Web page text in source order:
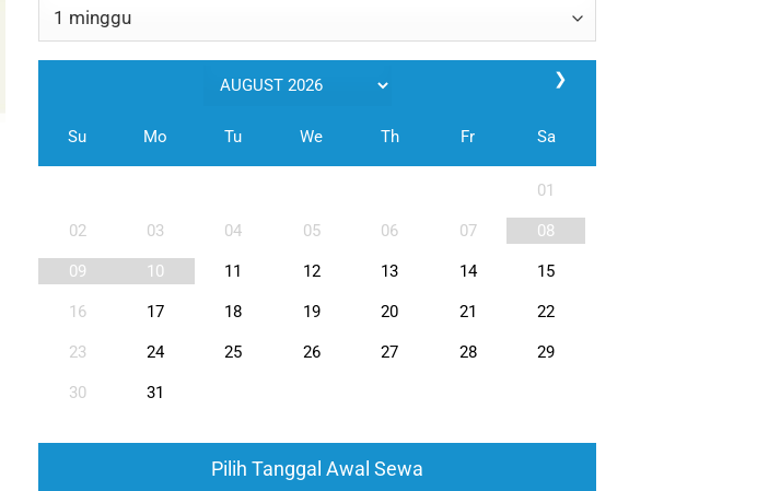
❯
Su Mo Tu We Th Fr Sa
01
02 03 04 05 06 07 08
09 10 11 12 13 14 15
16 17 18 19 20 21 22
23 24 25 26 27 28 29
30 31
Pilih Tanggal Awal Sewa